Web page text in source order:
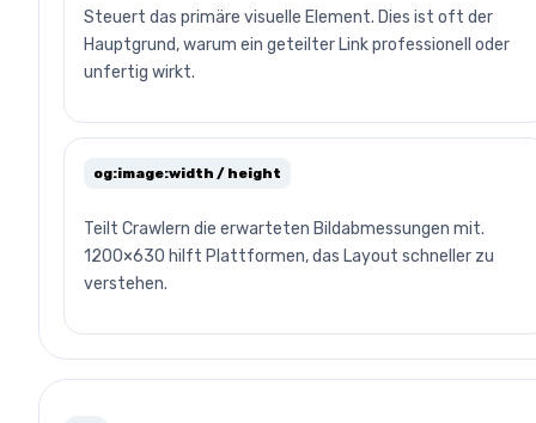
Steuert das primäre visuelle Element. Dies ist oft der
Hauptgrund, warum ein geteilter Link professionell oder
unfertig wirkt.
og:image:width / height
Teilt Crawlern die erwarteten Bildabmessungen mit.
1200×630 hilft Plattformen, das Layout schneller zu
verstehen.